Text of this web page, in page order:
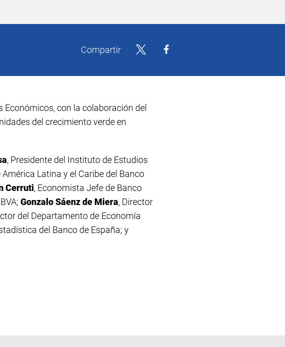
Compartir
con la colaboración del
del crecimiento verde en
, Presidente del Instituto de Estudios
Latina y el Caribe del Banco
Cerruti, Economista Jefe de Banco
; Gonzalo Sáenz de Miera, Director
del Departamento de Economía
del Banco de España; y